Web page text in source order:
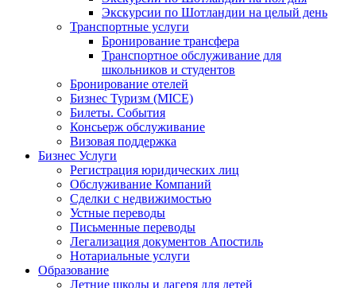
Экскурсии по Шотландии на целый день
Транспортные услуги
Бронирование трансфера
Транспортное обслуживание для
школьников и студентов
Бронирование отелей
Бизнес Туризм (MICE)
Билеты. События
Консьерж обслуживание
Визовая поддержка
Бизнес Услуги
Регистрация юридических лиц
Обслуживание Компаний
Сделки с недвижимостью
Устные переводы
Письменные переводы
Легализация документов Апостиль
Нотариальные услуги
Образование
Летние школы и лагеря для детей